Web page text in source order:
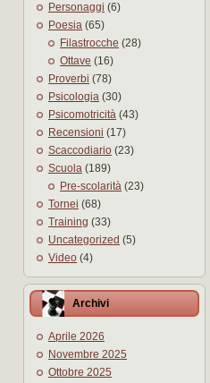
Personaggi (6)
Poesia (65)
Filastrocche (28)
Ottave (16)
Proverbi (78)
Psicologia (30)
Psicomotricità (43)
Recensioni (17)
Scaccodiario (23)
Scuola (189)
Pre-scolarità (23)
Tornei (68)
Training (33)
Uncategorized (5)
Video (4)
Archivi
Aprile 2026
Novembre 2025
Ottobre 2025